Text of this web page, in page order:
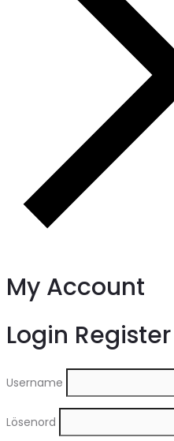
My Account
Login Register
Username
Lösenord